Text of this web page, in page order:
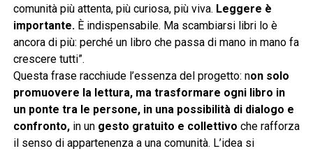
comunità più attenta, più curiosa, più viva. Leggere è
importante.È indispensabile. Ma scambiarsi libri lo è
ancora di più: perché un libro che passa di mano in mano fa
crescere tutti”.
Questa frase racchiude l’essenza del progetto: non solo
promuovere la lettura, ma trasformare ogni libro in
un ponte tra le persone, in una possibilità di dialogo e
confronto,in un gesto gratuito e collettivo che rafforza
il senso di appartenenza a una comunità. L’idea si